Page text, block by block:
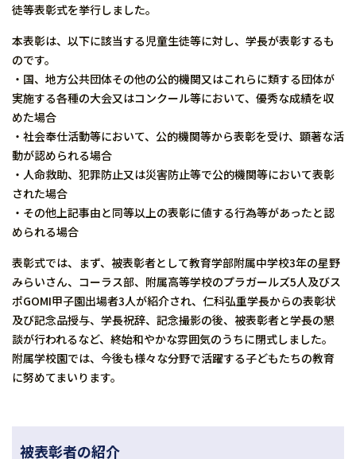
徒等表彰式を挙行しました。
本表彰は、以下に該当する児童生徒等に対し、学長が表彰するも
のです。
・国、地方公共団体その他の公的機関又はこれらに類する団体が
実施する各種の大会又はコンクール等において、優秀な成績を収
めた場合
・社会奉仕活動等において、公的機関等から表彰を受け、顕著な活
動が認められる場合
・人命救助、犯罪防止又は災害防止等で公的機関等において表彰
された場合
・その他上記事由と同等以上の表彰に値する行為等があったと認
められる場合
表彰式では、まず、被表彰者として教育学部附属中学校3年の星野
みらいさん、コーラス部、附属高等学校のプラガールズ5人及びス
ポGOMI甲子園出場者3人が紹介され、仁科弘重学長からの表彰状
及び記念品授与、学長祝辞、記念撮影の後、被表彰者と学長の懇
談が行われるなど、終始和やかな雰囲気のうちに閉式しました。
附属学校園では、今後も様々な分野で活躍する子どもたちの教育
に努めてまいります。
被表彰者の紹介